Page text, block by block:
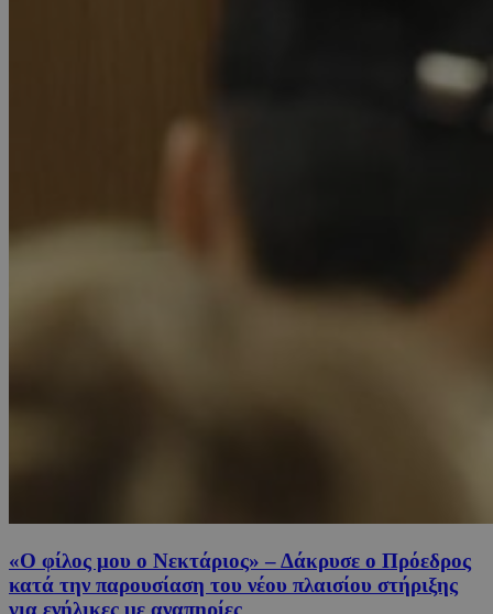
«Ο φίλος μου ο Νεκτάριος» – Δάκρυσε ο Πρόεδρος
κατά την παρουσίαση του νέου πλαισίου στήριξης
για ενήλικες με αναπηρίες